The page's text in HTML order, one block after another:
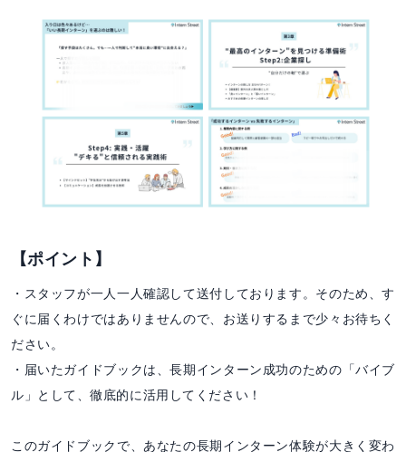
【ポイント】
・スタッフが一人一人確認して送付しております。そのため、す
ぐに届くわけではありませんので、お送りするまで少々お待ちく
ださい。
・届いたガイドブックは、長期インターン成功のための「バイブ
ル」として、徹底的に活用してください！
このガイドブックで、あなたの長期インターン体験が大きく変わ